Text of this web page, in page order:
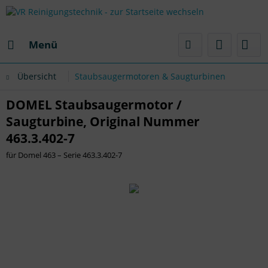
Menü
Übersicht Staubsaugermotoren & Saugturbinen
DOMEL Staubsaugermotor /
Saugturbine, Original Nummer
463.3.402-7
für Domel 463 – Serie 463.3.402-7